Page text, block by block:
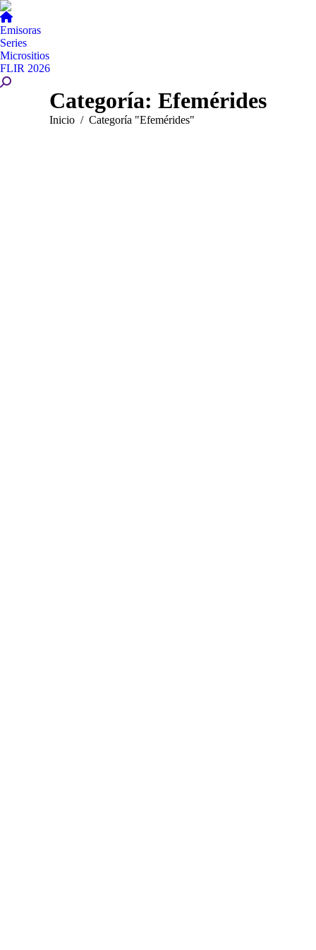
Emisoras
Series
Micrositios
FLIR 2026
Buscar:
Categoría: Efemérides
Estás aquí:
Inicio Categoría "Efemérides"